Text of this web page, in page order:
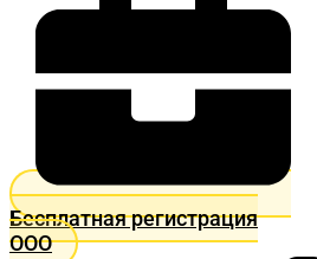
Бесплатная регистрация
ООО